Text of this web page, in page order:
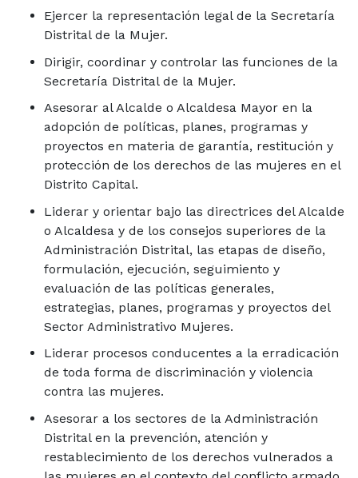
Ejercer la representación legal de la Secretaría
Distrital de la Mujer.
Dirigir, coordinar y controlar las funciones de la
Secretaría Distrital de la Mujer.
Asesorar al Alcalde o Alcaldesa Mayor en la
adopción de políticas, planes, programas y
proyectos en materia de garantía, restitución y
protección de los derechos de las mujeres en el
Distrito Capital.
Liderar y orientar bajo las directrices del Alcalde
o Alcaldesa y de los consejos superiores de la
Administración Distrital, las etapas de diseño,
formulación, ejecución, seguimiento y
evaluación de las políticas generales,
estrategias, planes, programas y proyectos del
Sector Administrativo Mujeres.
Liderar procesos conducentes a la erradicación
de toda forma de discriminación y violencia
contra las mujeres.
Asesorar a los sectores de la Administración
Distrital en la prevención, atención y
restablecimiento de los derechos vulnerados a